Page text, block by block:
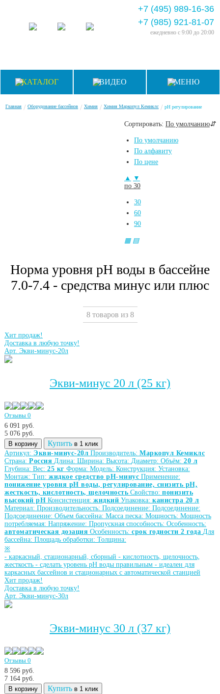
+7 (495) 989-16-36
+7 (985) 921-81-07
ежедневно с 9:00 до 20:00
КАТАЛОГ ВИДЕО МЕНЮ
Главная / Оборудование бассейнов / Химия / Химия Маркопул Кемиклс / рН регулирование
Сортировать: По умолчанию⇵
По умолчанию
По алфавиту
По цене
▲
▼
по 30
30
60
90
▦ ▤
Норма уровня рН воды в бассейне
7.0-7.4 - средства минус или плюс
8 товаров из 8
Хит продаж!
Доставка в любую точку!
Арт. Экви-минус-20л
Экви-минус 20 л (25 кг)
Отзывы 0
6 091 руб.
5 076 руб.
В корзину
Купить в 1 клик
Артикул: Экви-минус-20л Производитель: Маркопул Кемиклс
Страна: Россия Длина: Ширина: Высота: Диаметр: Объём: 20 л
Глубина: Вес: 25 кг Форма: Модель: Конструкция: Установка:
Монтаж: Тип: жидкое средство рН-минус Применение:
понижение уровня рН воды, регулирование, снизить рН,
жесткость, кислотность, щелочность Свойство: понизить
высокий рН Консистенция: жидкий Упаковка: канистра 20 л
Материал: Производительность: Подсоединение: Подсоединение:
Подсоединение: Объем бассейна: Масса песка: Мощность: Мощность
потребляемая: Напряжение: Пропускная способность: Особенность:
автоматическая дозация Особенность: срок годности 2 года Для
бассейна: Площадь обработки: Толщина:
※
- каркасный, стационарный, сборный - кислотность, щелочность,
жесткость - сделать уровень рН воды правильным - идеален для
каркасных бассейнов и стационарных с автоматической станцией
Хит продаж!
Доставка в любую точку!
Арт. Экви-минус-30л
Экви-минус 30 л (37 кг)
Отзывы 0
8 596 руб.
7 164 руб.
В корзину
Купить в 1 клик